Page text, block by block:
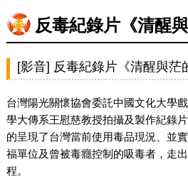
反毒紀錄片《清醒
[影音] 反毒紀錄片《清醒與茫
台灣陽光關懷協會委託中國文化大學
學大傳系王慰慈教授拍攝及製作紀錄
的呈現了台灣當前使用毒品現況、並
福單位及曾被毒癮控制的吸毒者，走
程。